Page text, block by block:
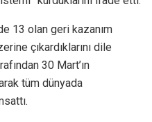
13 olan geri kazanım
çıkardıklarını dile
30 Mart’ın
tüm dünyada